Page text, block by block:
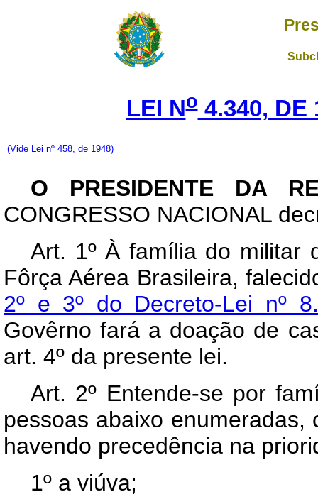
LEI No4.340, DE
(Vide Lei nº 458, de 1948)
O PRESIDENTE DA
CONGRESSO NACIONAL
Art. 1º À família do militar
Fôrça Aérea Brasileira,
2º e 3º do Decreto-Lei nº
Govêrno fará a doação de
art. 4º da presente lei.
Art. 2º Entende-se por
pessoas abaixo
havendo precedência na
1º a viúva;